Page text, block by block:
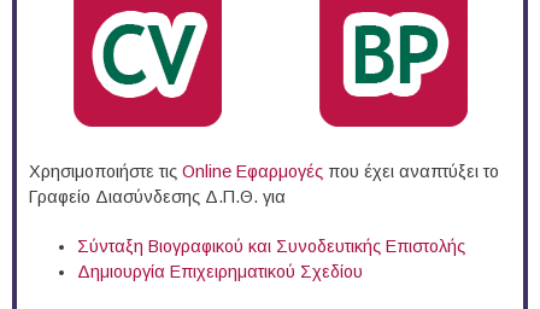
Χρησιμοποιήστε τις Online Eφαρμογές που έχει αναπτύξει το
Γραφείο Διασύνδεσης Δ.Π.Θ. για
Σύνταξη Βιογραφικού και Συνοδευτικής Επιστολής
Δημιουργία Επιχειρηματικού Σχεδίου